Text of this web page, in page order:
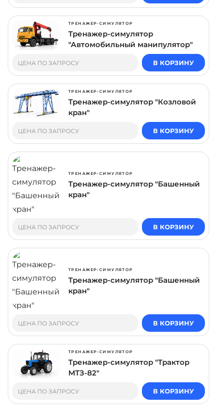
ТРЕНАЖЕР-СИМУЛЯТОР
Тренажер-симулятор
"Автомобильный манипулятор"
ЦЕНА ПО ЗАПРОСУ В КОРЗИНУ
ТРЕНАЖЕР-СИМУЛЯТОР
Тренажер-симулятор "Козловой
кран"
ЦЕНА ПО ЗАПРОСУ В КОРЗИНУ
ТРЕНАЖЕР-СИМУЛЯТОР
Тренажер-симулятор "Башенный
кран"
ЦЕНА ПО ЗАПРОСУ В КОРЗИНУ
ТРЕНАЖЕР-СИМУЛЯТОР
Тренажер-симулятор "Башенный
кран"
ЦЕНА ПО ЗАПРОСУ В КОРЗИНУ
ТРЕНАЖЕР-СИМУЛЯТОР
Тренажер-симулятор "Трактор
МТЗ-82"
ЦЕНА ПО ЗАПРОСУ В КОРЗИНУ